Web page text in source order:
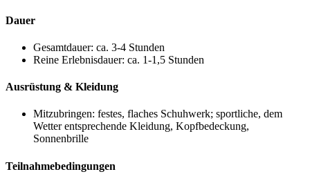
Dauer
Gesamtdauer: ca. 3-4 Stunden
Reine Erlebnisdauer: ca. 1-1,5 Stunden
Ausrüstung & Kleidung
Mitzubringen: festes, flaches Schuhwerk; sportliche, dem
Wetter entsprechende Kleidung, Kopfbedeckung,
Sonnenbrille
Teilnahmebedingungen